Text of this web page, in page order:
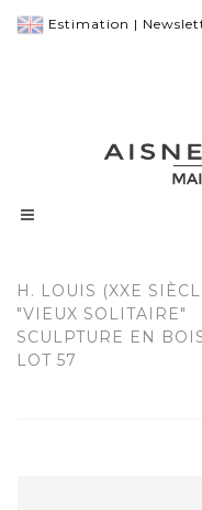
Estimation |
H. LOUIS (XXE
"VIEUX SOLITAIRE"
SCULPTURE EN
LOT 57